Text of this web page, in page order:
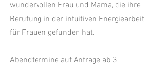
wundervollen Frau und Mama, die ihre
Berufung in der intuitiven Energiearbeit
für Frauen gefunden hat.
Abendtermine auf Anfrage ab 3